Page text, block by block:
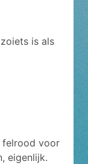
is als
felrood voor
eigenlijk.